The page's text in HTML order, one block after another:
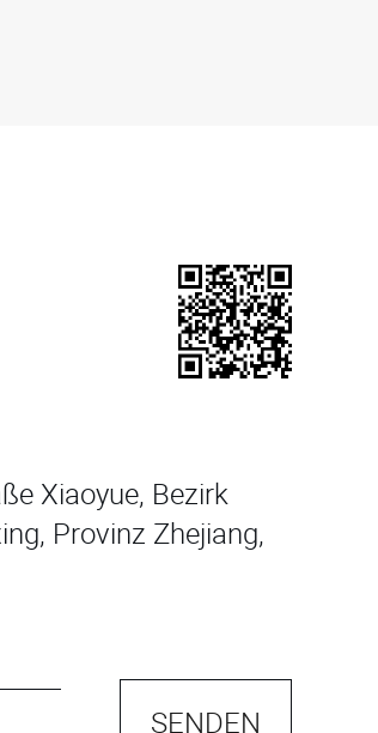
Xiaoyue, Bezirk
Provinz Zhejiang,